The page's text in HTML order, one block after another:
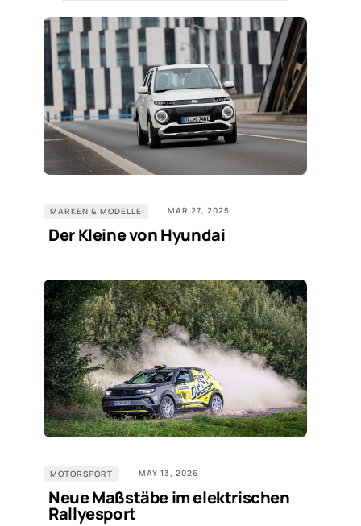
MARKEN & MODELLE MAR 27, 2025
Der Kleine von Hyundai
MOTORSPORT MAY 13, 2026
Neue Maßstäbe im elektrischen
Rallyesport